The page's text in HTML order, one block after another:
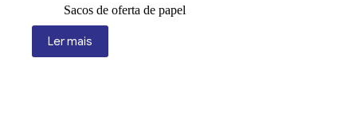
Sacos de oferta de papel
Ler mais